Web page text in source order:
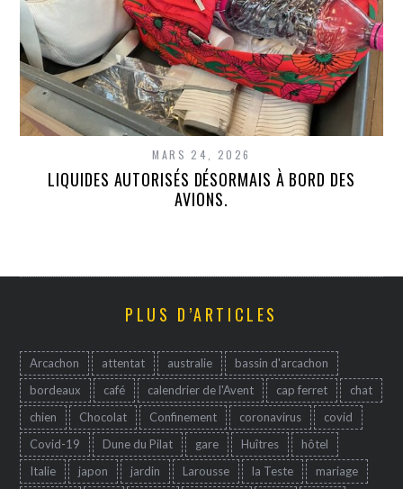
MARS 24, 2026
LIQUIDES AUTORISÉS DÉSORMAIS À BORD DES
AVIONS.
PLUS D’ARTICLES
Arcachon attentat australie
bassin d'arcachon
bordeaux
café calendrier de l'Avent cap ferret
chat
chien
Chocolat Confinement coronavirus
covid
Covid-19
Dune du Pilat gare Huîtres
hôtel
Italie
japon jardin Larousse la Teste
mariage